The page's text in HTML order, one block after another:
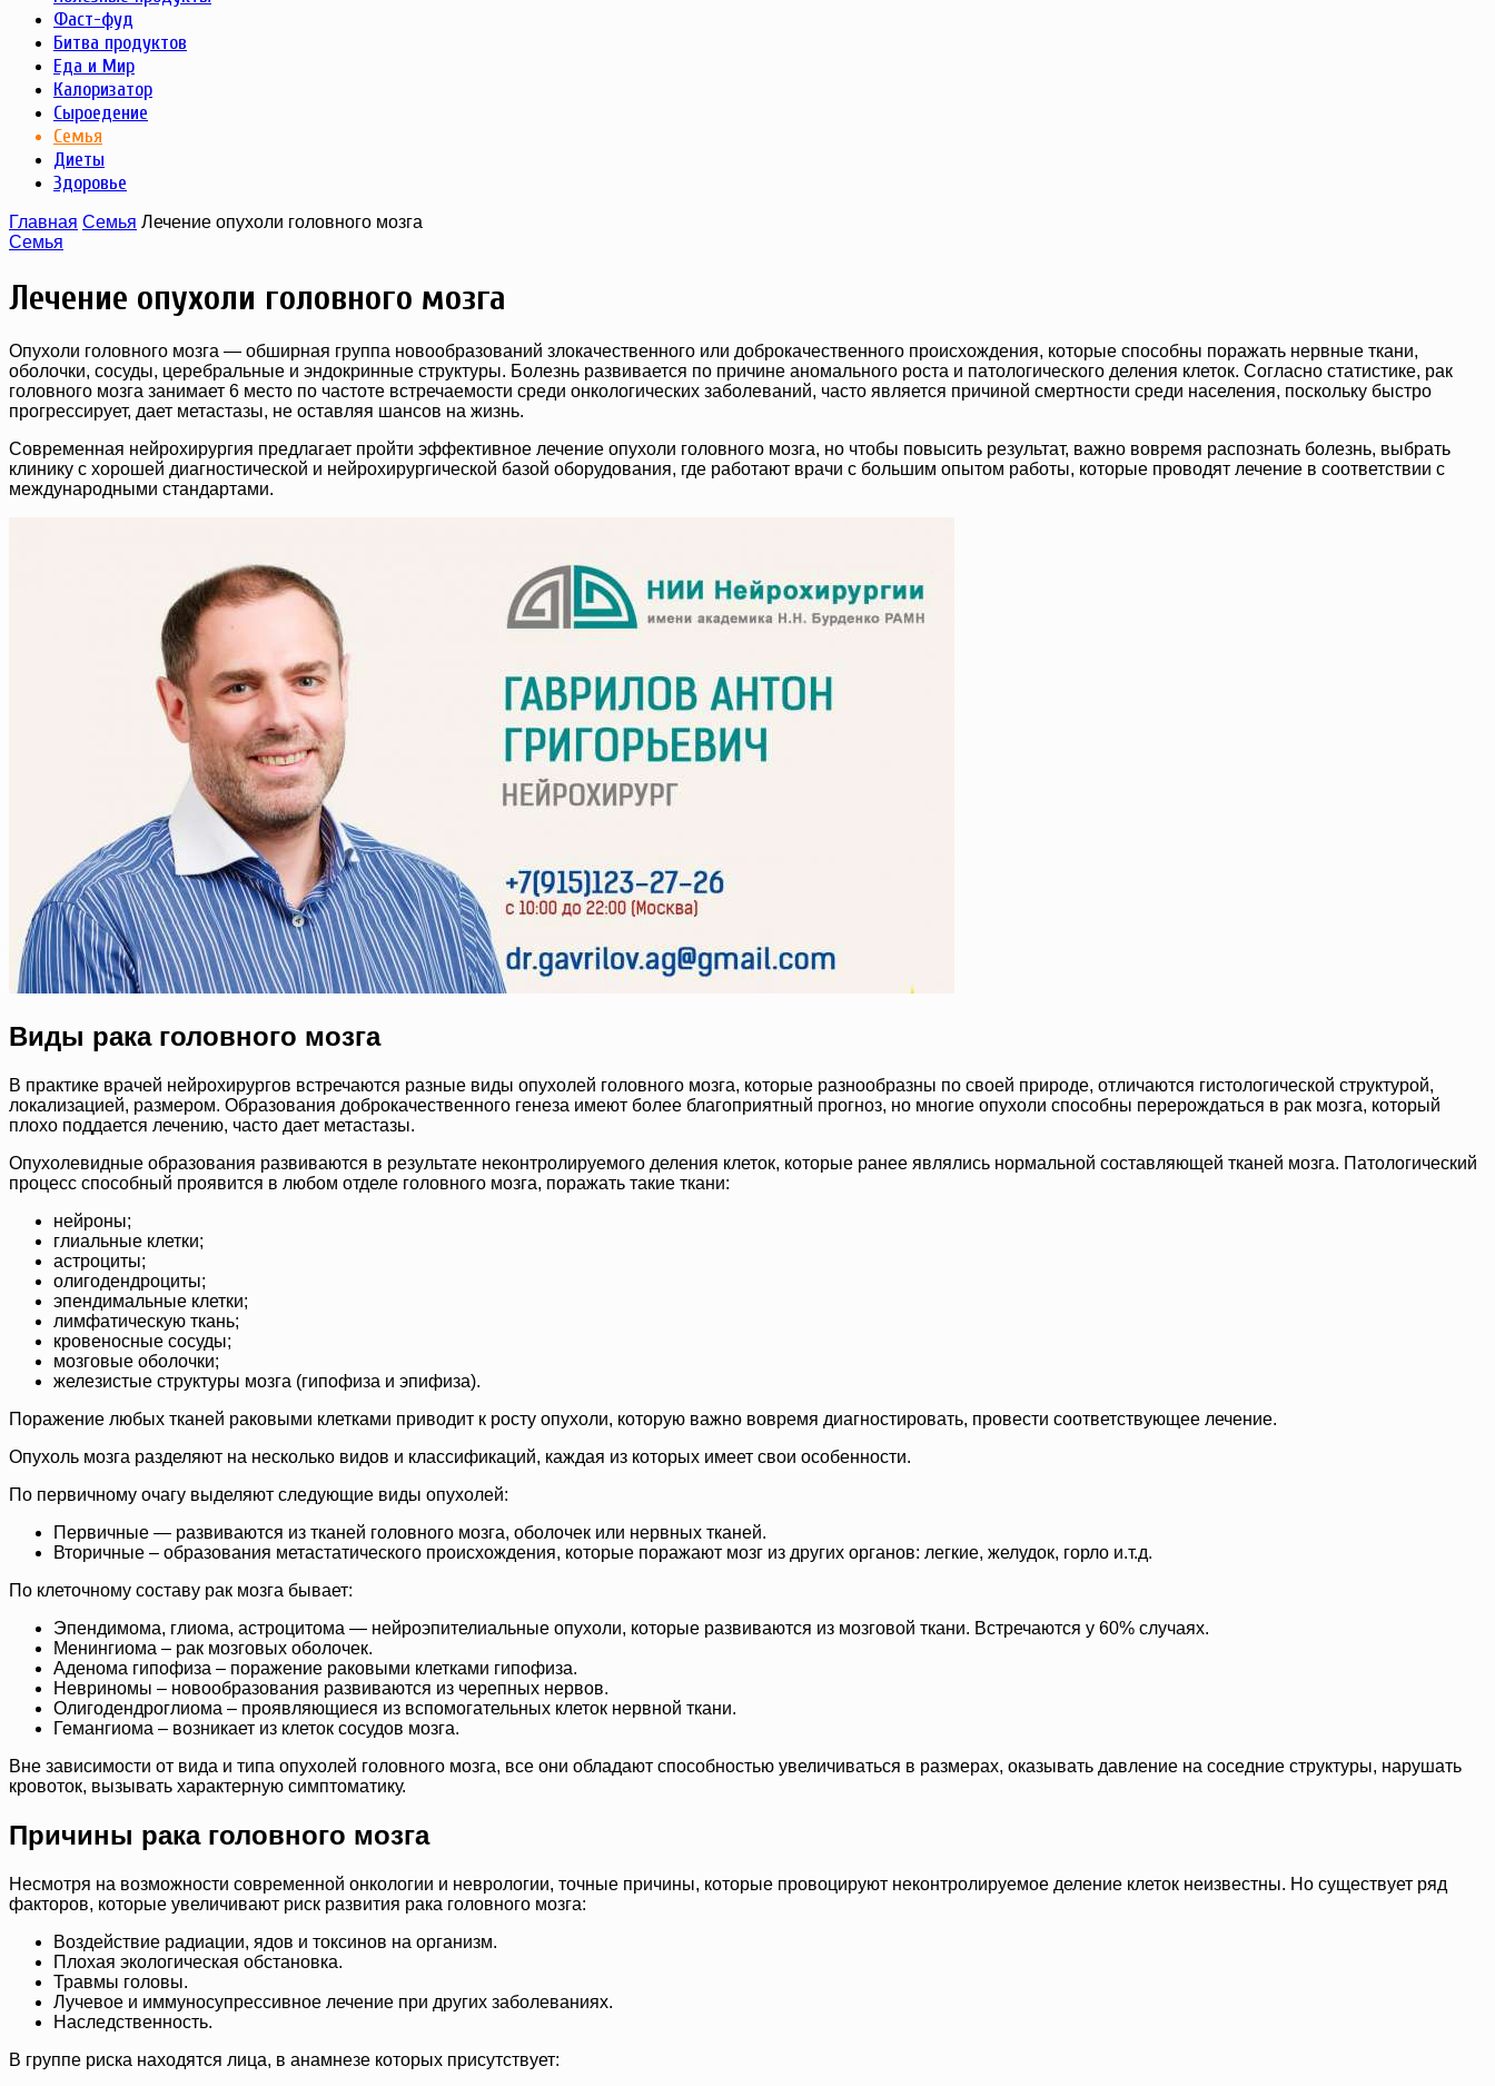
Фаст-фуд
Битва продуктов
Еда и Мир
Калоризатор
Сыроедение
Семья
Диеты
Здоровье
Главная Семья Лечение опухоли головного мозга
Семья
Лечение опухоли головного мозга
Опухоли головного мозга — обширная группа новообразований злокачественного или доброкачественного происхождения, которые способны поражать нервные ткани,
оболочки, сосуды, церебральные и эндокринные структуры. Болезнь развивается по причине аномального роста и патологического деления клеток. Согласно статистике, рак
головного мозга занимает 6 место по частоте встречаемости среди онкологических заболеваний, часто является причиной смертности среди населения, поскольку быстро
прогрессирует, дает метастазы, не оставляя шансов на жизнь.
Современная нейрохирургия предлагает пройти эффективное лечение опухоли головного мозга, но чтобы повысить результат, важно вовремя распознать болезнь, выбрать
клинику с хорошей диагностической и нейрохирургической базой оборудования, где работают врачи с большим опытом работы, которые проводят лечение в соответствии с
международными стандартами.
Виды рака головного мозга
В практике врачей нейрохирургов встречаются разные виды опухолей головного мозга, которые разнообразны по своей природе, отличаются гистологической структурой,
локализацией, размером. Образования доброкачественного генеза имеют более благоприятный прогноз, но многие опухоли способны перерождаться в рак мозга, который
плохо поддается лечению, часто дает метастазы.
Опухолевидные образования развиваются в результате неконтролируемого деления клеток, которые ранее являлись нормальной составляющей тканей мозга. Патологический
процесс способный проявится в любом отделе головного мозга, поражать такие ткани:
нейроны;
глиальные клетки;
астроциты;
олигодендроциты;
эпендимальные клетки;
лимфатическую ткань;
кровеносные сосуды;
мозговые оболочки;
железистые структуры мозга (гипофиза и эпифиза).
Поражение любых тканей раковыми клетками приводит к росту опухоли, которую важно вовремя диагностировать, провести соответствующее лечение.
Опухоль мозга разделяют на несколько видов и классификаций, каждая из которых имеет свои особенности.
По первичному очагу выделяют следующие виды опухолей:
Первичные — развиваются из тканей головного мозга, оболочек или нервных тканей.
Вторичные – образования метастатического происхождения, которые поражают мозг из других органов: легкие, желудок, горло и.т.д.
По клеточному составу рак мозга бывает:
Эпендимома, глиома, астроцитома — нейроэпителиальные опухоли, которые развиваются из мозговой ткани. Встречаются у 60% случаях.
Менингиома – рак мозговых оболочек.
Аденома гипофиза – поражение раковыми клетками гипофиза.
Невриномы – новообразования развиваются из черепных нервов.
Олигодендроглиома – проявляющиеся из вспомогательных клеток нервной ткани.
Гемангиома – возникает из клеток сосудов мозга.
Вне зависимости от вида и типа опухолей головного мозга, все они обладают способностью увеличиваться в размерах, оказывать давление на соседние структуры, нарушать
кровоток, вызывать характерную симптоматику.
Причины рака головного мозга
Несмотря на возможности современной онкологии и неврологии, точные причины, которые провоцируют неконтролируемое деление клеток неизвестны. Но существует ряд
факторов, которые увеличивают риск развития рака головного мозга:
Воздействие радиации, ядов и токсинов на организм.
Плохая экологическая обстановка.
Травмы головы.
Лучевое и иммуносупрессивное лечение при других заболеваниях.
Наследственность.
В группе риска находятся лица, в анамнезе которых присутствует: